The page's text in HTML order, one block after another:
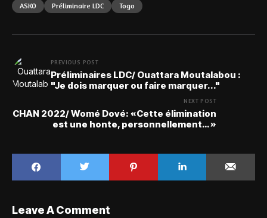
ASKO Préliminaire LDC Togo
PREVIOUS POST
Préliminaires LDC/ Ouattara Moutalabou :
"Je dois marquer ou faire marquer..."
NEXT POST
CHAN 2022/ Womé Dové: «Cette élimination
est une honte, personnellement… »
Leave A Comment